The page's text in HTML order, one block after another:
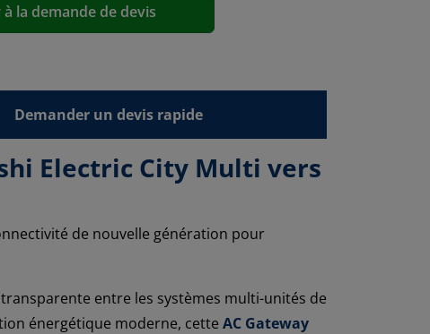
la demande de devis
Demander un devis rapide
Electric City Multi vers
de nouvelle génération pour
entre les systèmes multi-unités de
énergétique moderne, cette AC Gateway